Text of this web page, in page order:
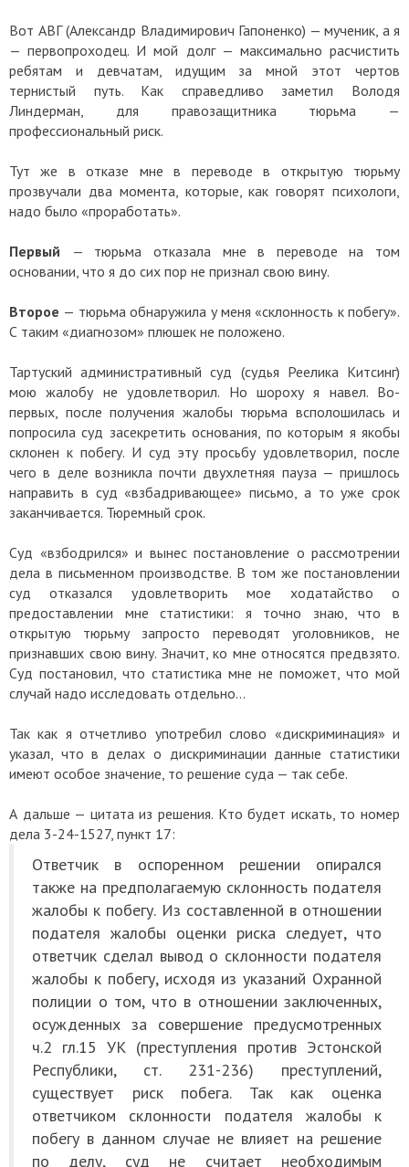
Вот АВГ (Александр Владимирович Гапоненко) — мученик, а я
— первопроходец. И мой долг — максимально расчистить
ребятам и девчатам, идущим за мной этот чертов
тернистый путь. Как справедливо заметил Володя
Линдерман, для правозащитника тюрьма —
профессиональный риск.
Тут же в отказе мне в переводе в открытую тюрьму
прозвучали два момента, которые, как говорят психологи,
надо было «проработать».
Первый
— тюрьма отказала мне в переводе на том
основании, что я до сих пор не признал свою вину.
Второе — тюрьма обнаружила у меня «склонность к побегу».
С таким «диагнозом» плюшек не положено.
Тартуский административный суд (судья Реелика Китсинг)
мою жалобу не удовлетворил. Но шороху я навел. Во-
первых, после получения жалобы тюрьма всполошилась и
попросила суд засекретить основания, по которым я якобы
склонен к побегу. И суд эту просьбу удовлетворил, после
чего в деле возникла почти двухлетняя пауза — пришлось
направить в суд «взбадривающее» письмо, а то уже срок
заканчивается. Тюремный срок.
Суд «взбодрился» и вынес постановление о рассмотрении
дела в письменном производстве. В том же постановлении
суд отказался удовлетворить мое ходатайство о
предоставлении мне статистики: я точно знаю, что в
открытую тюрьму запросто переводят уголовников, не
признавших свою вину. Значит, ко мне относятся предвзято.
Суд постановил, что статистика мне не поможет, что мой
случай надо исследовать отдельно...
Так как я отчетливо употребил слово «дискриминация» и
указал, что в делах о дискриминации данные статистики
имеют особое значение, то решение суда — так себе.
А дальше — цитата из решения. Кто будет искать, то номер
дела 3-24-1527, пункт 17:
Ответчик в оспоренном решении опирался
также на предполагаемую склонность подателя
жалобы к побегу. Из составленной в отношении
подателя жалобы оценки риска следует, что
ответчик сделал вывод о склонности подателя
жалобы к побегу, исходя из указаний Охранной
полиции о том, что в отношении заключенных,
осужденных за совершение предусмотренных
ч.2 гл.15 УК (преступления против Эстонской
Республики, ст. 231-236) преступлений,
существует риск побега. Так как оценка
ответчиком склонности подателя жалобы к
побегу в данном случае не влияет на решение
по делу, суд не считает необходимым